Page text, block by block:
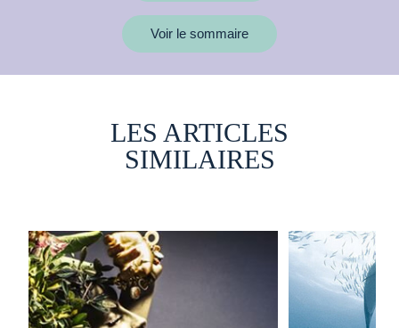
Voir le sommaire
LES ARTICLES
SIMILAIRES